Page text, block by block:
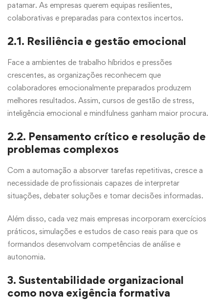
patamar. As empresas querem equipas resilientes,
colaborativas e preparadas para contextos incertos.
2.1. Resiliência e gestão emocional
Face a ambientes de trabalho híbridos e pressões
crescentes, as organizações reconhecem que
colaboradores emocionalmente preparados produzem
melhores resultados. Assim, cursos de gestão de stress,
inteligência emocional e mindfulness ganham maior procura.
2.2. Pensamento crítico e resolução de
problemas complexos
Com a automação a absorver tarefas repetitivas, cresce a
necessidade de profissionais capazes de interpretar
situações, debater soluções e tomar decisões informadas.
Além disso, cada vez mais empresas incorporam exercícios
práticos, simulações e estudos de caso reais para que os
formandos desenvolvam competências de análise e
autonomia.
3. Sustentabilidade organizacional
como nova exigência formativa